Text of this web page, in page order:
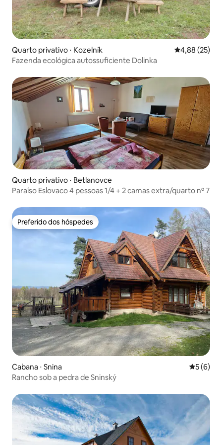
Quarto privativo ⋅ Kozelník 4,88 de uma
4,88 (25)
Fazenda ecológica autossuficiente Dolinka
Quarto privativo ⋅ Betlanovce
Paraíso Eslovaco 4 pessoas 1/4 + 2 camas extra/quarto nº 7
Preferido dos hóspedes
Preferido dos hóspedes
Cabana ⋅ Snina 5 de
5 (6)
Rancho sob a pedra de Sninský